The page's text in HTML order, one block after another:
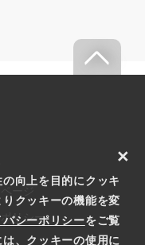
リシー
向上を目的にクッキ
クッキーの機能を変
バシーポリシーをご覧
、クッキーの使用に
×